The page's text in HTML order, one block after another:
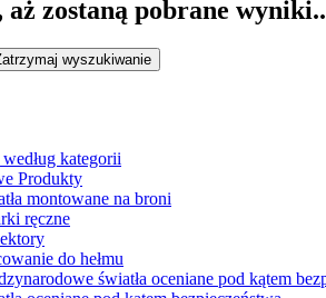
aż zostaną pobrane
wyszukiwanie
kategorii
Produkty
montowane na broni
ręczne
do hełmu
światła oceniane pod kątem